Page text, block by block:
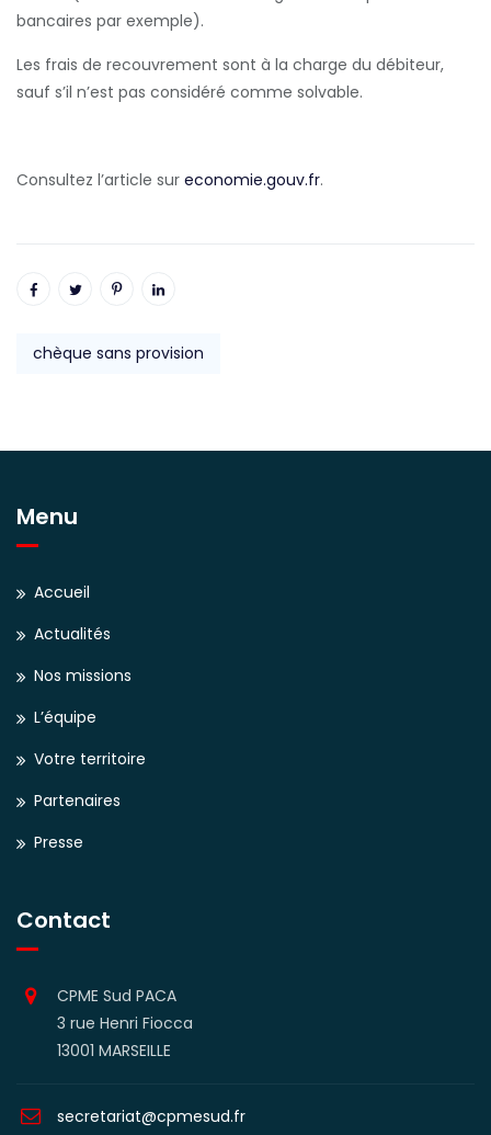
bancaires par exemple).
Les frais de recouvrement sont à la charge du débiteur,
sauf s’il n’est pas considéré comme solvable.
Consultez l’article sur economie.gouv.fr.
chèque sans provision
Menu
Accueil
Actualités
Nos missions
L’équipe
Votre territoire
Partenaires
Presse
Contact
CPME Sud PACA
3 rue Henri Fiocca
13001 MARSEILLE
secretariat@cpmesud.fr